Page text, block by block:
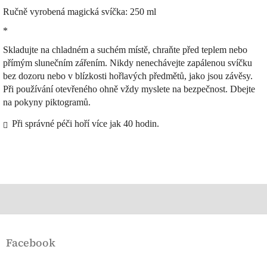
Ručně vyrobená magická svíčka: 250 ml
*
Skladujte na chladném a suchém místě, chraňte před teplem nebo
přímým slunečním zářením. Nikdy nenechávejte zapálenou svíčku
bez dozoru nebo v blízkosti hořlavých předmětů, jako jsou závěsy.
Při používání otevřeného ohně vždy myslete na bezpečnost. Dbejte
na pokyny piktogramů.
Při správné péči hoří více jak 40 hodin.
pFacebook